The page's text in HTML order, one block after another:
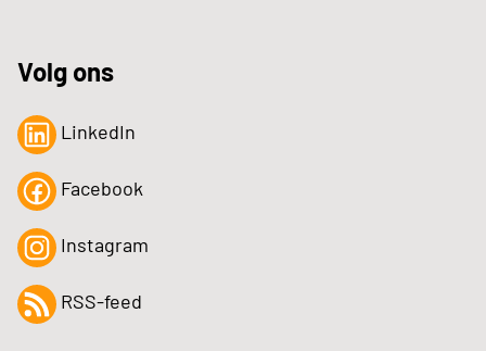
Volg ons
LinkedIn
Facebook
Instagram
RSS-feed